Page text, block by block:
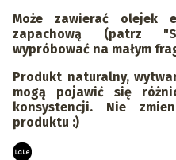
Może zawierać olejek
zapachową (patrz
wypróbować na małym
Produkt naturalny,
mogą pojawić się
konsystencji. Nie
produktu :)